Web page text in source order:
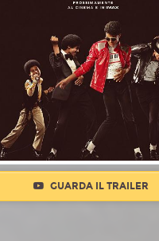
GUARDA IL TRAILER